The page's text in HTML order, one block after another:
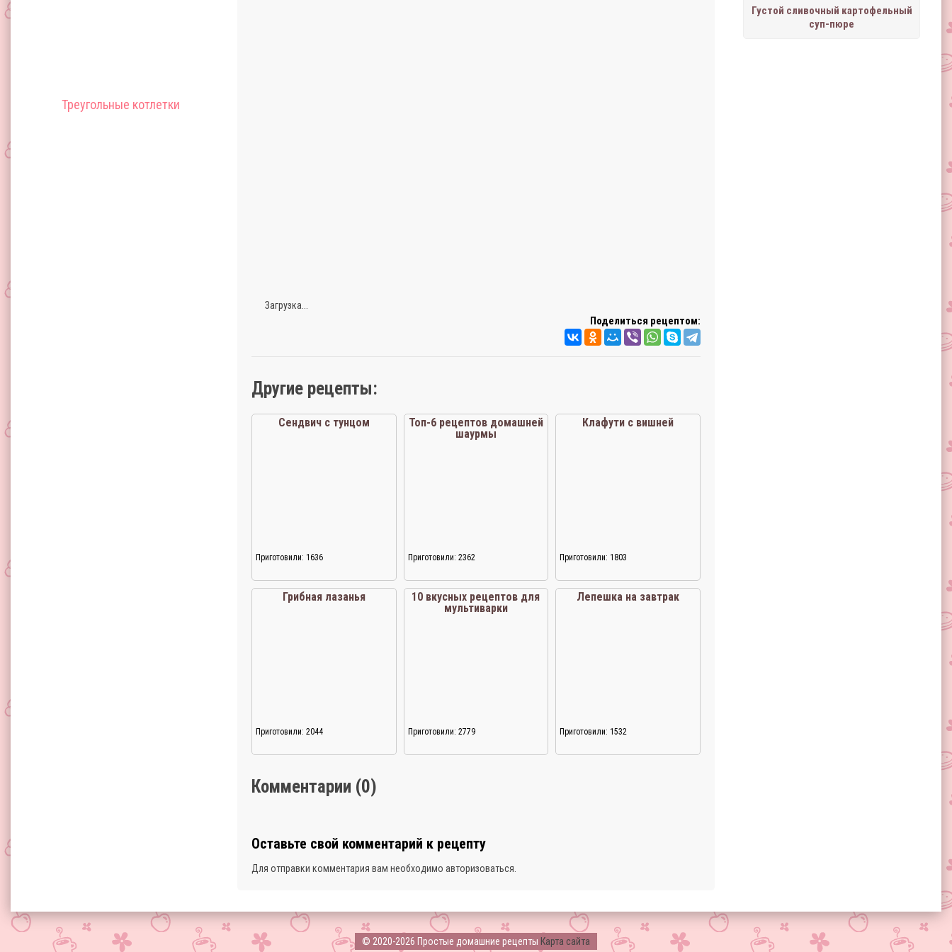
Треугольные котлетки
Густой сливочный картофельный
суп-пюре
Загрузка...
Поделиться рецептом:
Другие рецепты:
Сендвич с тунцом
Приготовили: 1636
Топ-6 рецептов домашней
шаурмы
Приготовили: 2362
Клафути с вишней
Приготовили: 1803
Грибная лазанья
Приготовили: 2044
10 вкусных рецептов для
мультиварки
Приготовили: 2779
Лепешка на завтрак
Приготовили: 1532
Комментарии (0)
Оставьте свой комментарий к рецепту
Для отправки комментария вам необходимо авторизоваться
© 2020-2026 Простые домашние рецепты Карта сайта